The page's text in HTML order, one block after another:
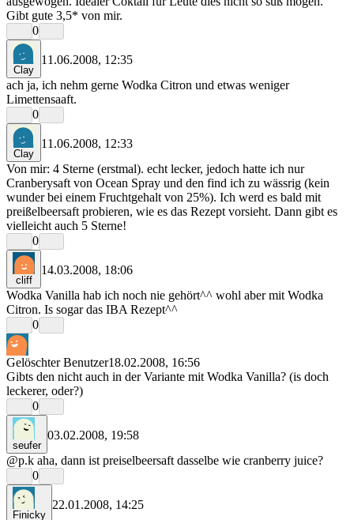
Gibt gute 3,5* von mir.
0
Clay
11.06.2008, 12:35
ach ja, ich nehm gerne Wodka Citron und etwas weniger
Limettensaaft.
0
Clay
11.06.2008, 12:33
Von mir: 4 Sterne (erstmal). echt lecker, jedoch hatte ich nur
Cranberysaft von Ocean Spray und den find ich zu wässrig (kein
wunder bei einem Fruchtgehalt von 25%). Ich werd es bald mit
preißelbeersaft probieren, wie es das Rezept vorsieht. Dann gibt es
vielleicht auch 5 Sterne!
0
cliff
14.03.2008, 18:06
Wodka Vanilla hab ich noch nie gehört^^ wohl aber mit Wodka
Citron. Is sogar das IBA Rezept^^
0
Gelöschter Benutzer18.02.2008, 16:56
Gibts den nicht auch in der Variante mit Wodka Vanilla? (is doch
leckerer, oder?)
0
seufer
03.02.2008, 19:58
@p.k aha, dann ist preiselbeersaft dasselbe wie cranberry juice?
0
Finicky
22.01.2008, 14:25